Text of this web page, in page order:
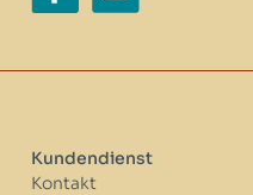
Kundendienst
Kontakt